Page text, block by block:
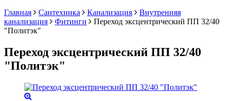
Главная
Сантехника Канализация
Внутренняя
канализация
Фитинги
Переход эксцентрический ПП 32/40
"Политэк"
Переход эксцентрический ПП 32/40
"Политэк"